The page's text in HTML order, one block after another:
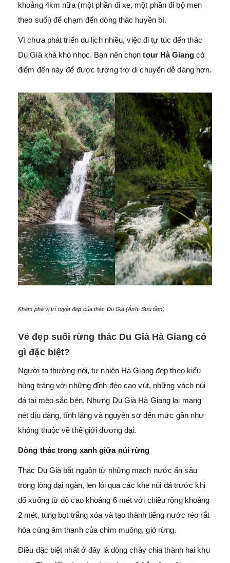
khoảng 4km nữa (một phần đi xe, một phần đi bộ men
theo suối) để chạm đến dòng thác huyền bí.
Vì chưa phát triển du lịch nhiều, việc đi tự túc đến thác
Du Già khá khó nhọc. Bạn nên chọn tour Hà Giang có
điểm đến này để được tương trợ di chuyển dễ dàng hơn.
Khám phá vị trí tuyệt đẹp của thác Du Già (Ảnh: Sưu tầm)
Vẻ đẹp suối rừng thác Du Già Hà Giang có
gì đặc biệt?
Người ta thường nói, tự nhiên Hà Giang đẹp theo kiểu
hùng tráng với những đỉnh đèo cao vút, những vách núi
đá tai mèo sắc bén. Nhưng Du Già Hà Giang lại mang
nét dịu dàng, tĩnh lặng và nguyên sơ đến mức gần như
không thuộc về thế giới đương đại.
Dòng thác trong xanh giữa núi rừng
Thác Du Già bắt nguồn từ những mạch nước ẩn sâu
trong lòng đại ngàn, len lỏi qua các khe núi đá trước khi
đổ xuống từ độ cao khoảng 6 mét với chiều rộng khoảng
2 mét, tung bọt trắng xóa và tạo thành tiếng nước réo rắt
hòa cùng âm thanh của chim muông, gió rừng.
Điều đặc biệt nhất ở đây là dòng chảy chia thành hai khu